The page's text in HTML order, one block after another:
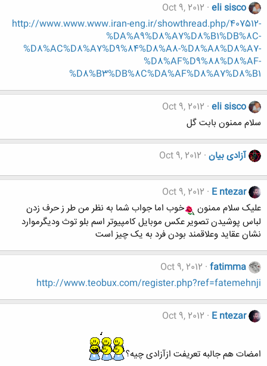
eli sisco
Oct 9, 2012
http://www.www.www.iran-eng.ir/showthread.php/407512-
%DA%A9%D8%A7%D8%B1%DB%8C-
%D8%AC%D8%A7%D9%84%D8%A8-%D8%A8%D8%A7-
%D8%AF%D9%88%D8%AF-
%D8%B3%DB%8C%DA%AF%D8%A7%D8%B1
eli sisco
Oct 9, 2012
سلام ممنون بابت گل
آزادی بیان Oct 9, 2012
E ntezar
Oct 9, 2012
علیک سلام ممنون
خوب اما جواب شما به نظر من طر ز حرف زدن
لباس پوشیدن تصویر عکس موبایل کامپیوتر اسم بلو توث ودیگرموارد
نشان عقاید وعلاقمند بودن فرد به یک چیز است
fatimma
Oct 9, 2012
http://www.teobux.com/register.php?ref=fatemehnji
E ntezar
Oct 9, 2012
امضات هم جالبه تعریفت ازآزادی چیه؟